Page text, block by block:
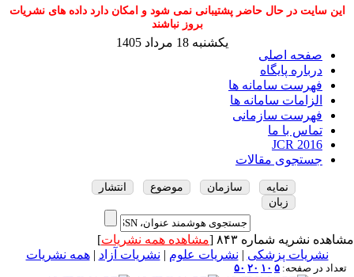
این سایت در حال حاضر پشتیبانی نمی شود و امکان دارد داده های نشریات
بروز نباشند
صفحه اصلی
درباره پایگاه
فهرست سامانه ها
الزامات سامانه ها
فهرست سازمانی
تماس با ما
JCR 2016
جستجوی مقالات
یکشنبه 18 مرداد 1405
نمایه سازمان موضوع
انتشار
زبان
مشاهده نشریه شماره ۸۴۳ [ مشاهده همه نشریات]
نشریات پزشکی | نشریات علوم | نشریات آزاد |همه نشریات
تعداد در صفحه: ۵ ۱۰ ۲۰ ۵۰